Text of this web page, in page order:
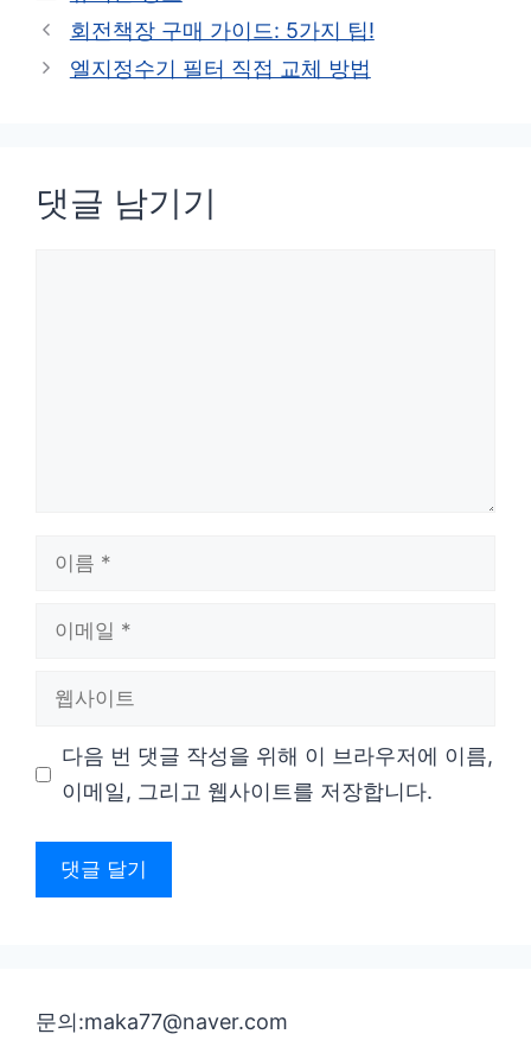
테
리
회전책장 구매 가이드: 5가지 팁!
엘지정수기 필터 직접 교체 방법
댓글 남기기
다음 번 댓글 작성을 위해 이 브라우저에 이름,
이메일, 그리고 웹사이트를 저장합니다.
문의:maka77@naver.com